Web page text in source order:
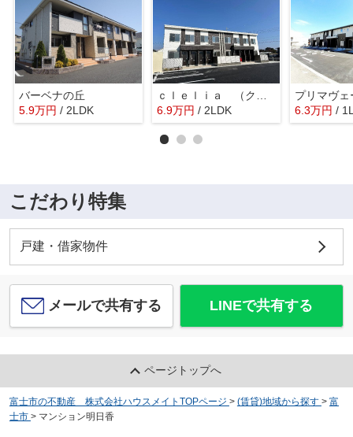
バーベナの丘
5.9万円 / 2LDK
6.9万円 / 2LDK 6.3万円 /
こだわり特集
戸建・借家物件
メールで共有する LINEで共有する
ページトップへ
富士市の不動産 株式会社ハウスメイトTOPページ > (賃貸)地域から探す > 富
士市 > マンション明日香